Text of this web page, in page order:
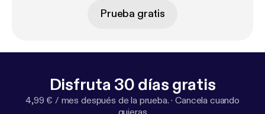
had something to share!Prueba gratis
Disfruta 30 días gratis
4,99 € / mes después de la prueba. ·Cancela cuando